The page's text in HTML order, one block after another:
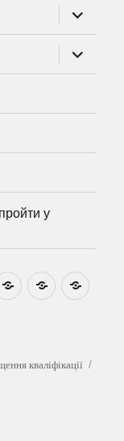
підменю
підменю
у
Розумовські
зустрічі
Реєстрація
кваліфікації